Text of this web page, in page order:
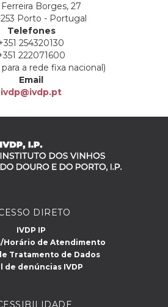
Ferreira Borges, 27
Porto - Portugal
Telefones
254320130
222071600
a rede fixa nacional)
Email
ivdp@ivdp.pt
DIRETO
IVDP IP
Horário de Atendimento
Tratamento de Dados
de denúncias IVDP